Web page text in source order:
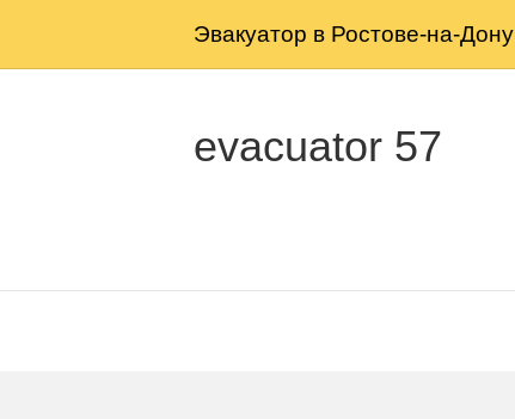
Эвакуатор в Ростове-на-Дону
evacuator 57